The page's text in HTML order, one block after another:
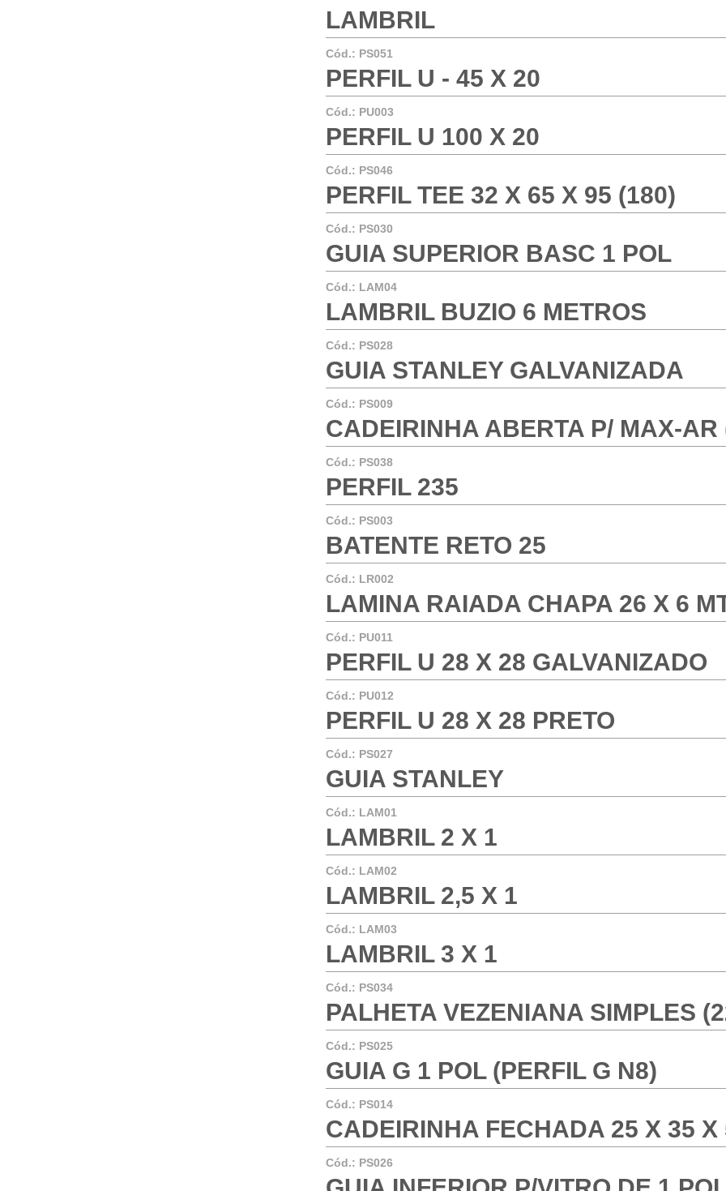
LAMBRIL
Cód.: PS051
PERFIL U - 45 X 20
Cód.: PU003
PERFIL U 100 X 20
Cód.: PS046
PERFIL TEE 32 X 65 X 95 (180)
Cód.: PS030
GUIA SUPERIOR BASC 1 POL
Cód.: LAM04
LAMBRIL BUZIO 6 METROS
Cód.: PS028
GUIA STANLEY GALVANIZADA
Cód.: PS009
CADEIRINHA ABERTA P/ MAX-AR
Cód.: PS038
PERFIL 235
Cód.: PS003
BATENTE RETO 25
Cód.: LR002
LAMINA RAIADA CHAPA 26 X 6
Cód.: PU011
PERFIL U 28 X 28 GALVANIZADO
Cód.: PU012
PERFIL U 28 X 28 PRETO
Cód.: PS027
GUIA STANLEY
Cód.: LAM01
LAMBRIL 2 X 1
Cód.: LAM02
LAMBRIL 2,5 X 1
Cód.: LAM03
LAMBRIL 3 X 1
Cód.: PS034
PALHETA VEZENIANA SIMPLES
Cód.: PS025
GUIA G 1 POL (PERFIL G N8)
Cód.: PS014
CADEIRINHA FECHADA 25 X 35 X
Cód.: PS026